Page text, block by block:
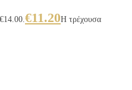
€11.20Η τρέχουσα